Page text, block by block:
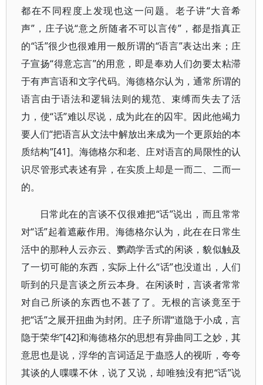
都在不同程度上发现也这一问题。老子讲“大音希
声”，庄子说“意之所随者不可以言传”，都是指真正
的“话”很少也很难用一般所谓的“语言”表达出来；庄
子宣扬“得意忘言”的用意，即是奉劝人们勿要太粘滞
于有声言语和文字代码。海德格尔认为，通常所谓的
语言由于语法和逻辑法则的规范、束缚而失去了活
力，使“话”难以尽说，成为此在的囚牢。因此他竭力
要人们“把语言从文法中解放出来成为一个更原始的本
质结构”[41]。海德格尔和老、庄对语言的局限性的认
识尽管形式表述有异，在实质上却是一而二、二而一
的。
日常此在的言谈不仅很难把“话”说出，而且常常
对“话”起着遮蔽作用。海德格尔认为，此在在日常生
活中的那种人云亦云、鹦鹉学舌式的闲谈，貌似触及
了一切可能的东西，实际上什么“话”也没道出，人们
听到的只是言谈之所云本身。在闲谈时，言谈者常常
对自己所谈的东西也不甚了了。无根的言谈竟至于
把“话”之展开扭曲为封闭。庄子所谓“道隐于小成，言
隐于荣华”[42]和海德格尔的思想有异曲同工之妙，其
意思也是说，浮华的言词适足于蛊惑人的视听，夸夸
其谈的人喋喋不休，说了又说，却唯独没有把“话”说